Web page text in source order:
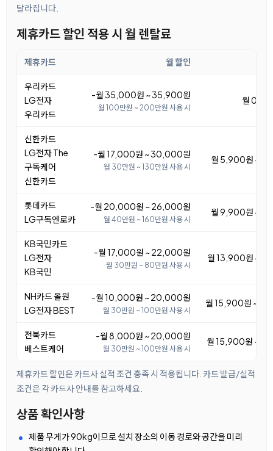
달라집니다.
제휴카드 할인 적용 시 월 렌탈료
제휴카드 월 할인
우리카드
LG전자
우리카드
-월 35,000원 ~ 35,900원
월 100만원 ~ 200만원 사용 시
월 0원
신한카드
LG전자 The
구독케어
신한카드
-월 17,000원 ~ 30,000원
월 30만원 ~ 130만원 사용 시
월 5,900원 ~
롯데카드
LG구독엔로카
-월 20,000원 ~ 26,000원
월 40만원 ~ 160만원 사용 시
월 9,900원 ~
KB국민카드
LG전자
KB국민
-월 17,000원 ~ 22,000원
월 30만원 ~ 80만원 사용 시
월 13,900원 ~
NH카드 올원
LG전자 BEST
-월 10,000원 ~ 20,000원
월 30만원 ~ 100만원 사용 시
월 15,900원 ~
전북카드
베스트케어
-월 8,000원 ~ 20,000원
월 30만원 ~ 100만원 사용 시
월 15,900원 ~
제휴카드 할인은 카드사 실적 조건 충족 시 적용됩니다. 카드 발급/실적
조건은 각 카드사 안내를 참고하세요.
상품 확인사항
제품 무게가 90kg이므로 설치 장소의 이동 경로와 공간을 미리